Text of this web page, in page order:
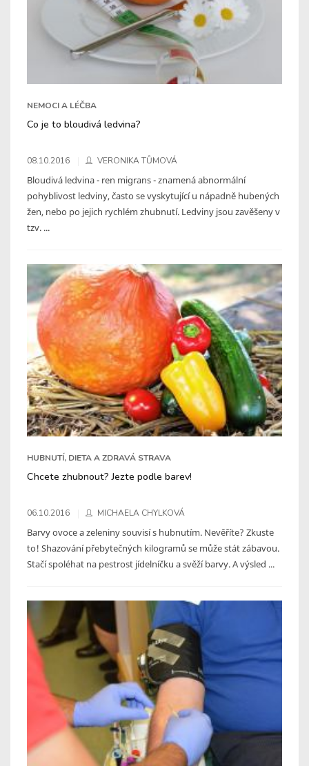
NEMOCI A LÉČBA
Co je to bloudivá ledvina?
08.10.2016 VERONIKA TŮMOVÁ
Bloudivá ledvina - ren migrans - znamená abnormální
pohyblivost ledviny, často se vyskytující u nápadně hubených
žen, nebo po jejich rychlém zhubnutí. Ledviny jsou zavěšeny v
tzv. ...
HUBNUTÍ, DIETA A ZDRAVÁ STRAVA
Chcete zhubnout? Jezte podle barev!
06.10.2016 MICHAELA CHYLKOVÁ
Barvy ovoce a zeleniny souvisí s hubnutím. Nevěříte? Zkuste
to! Shazování přebytečných kilogramů se může stát zábavou.
Stačí spoléhat na pestrost jídelníčku a svěží barvy. A výsled ...